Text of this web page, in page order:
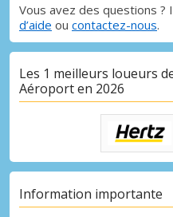
Vous avez des questions
d’aide ou contactez-nous.
Les 1 meilleurs loueurs
Aéroport en 2026
Information importante